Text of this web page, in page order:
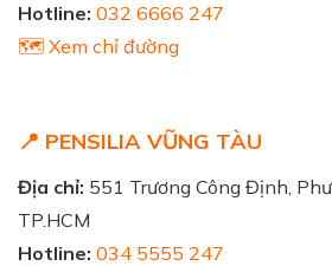
Hotline: 032 6666 247
🗺️ Xem chỉ đường
📍 PENSILIA VŨNG TÀU
Địa chỉ: 551 Trương Công Định,
TP.HCM
Hotline: 034 5555 247